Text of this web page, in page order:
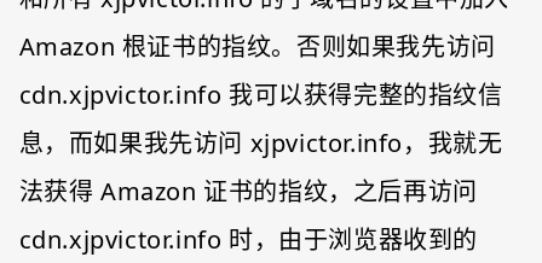
Amazon 根证书的指纹。否则如果我先访问
cdn.xjpvictor.info 我可以获得完整的指纹信
息，而如果我先访问 xjpvictor.info，我就无
法获得 Amazon 证书的指纹，之后再访问
cdn.xjpvictor.info 时，由于浏览器收到的